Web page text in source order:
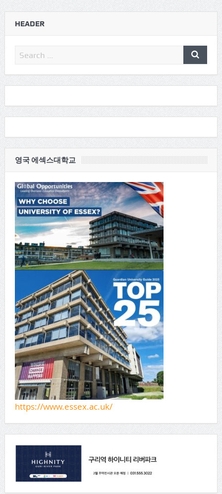
HEADER
영국 에섹스대학교
https://www.essex.ac.uk/